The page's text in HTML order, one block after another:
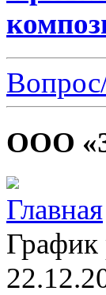
ООО
Главная